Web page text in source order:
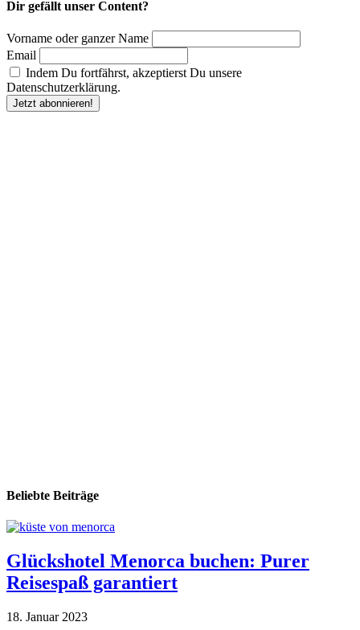
Dir gefällt unser Content?
Vorname oder ganzer Name
Email
Indem Du fortfährst, akzeptierst Du unsere
Datenschutzerklärung.
Beliebte Beiträge
Glückshotel Menorca buchen: Purer
Reisespaß garantiert
18. Januar 2023